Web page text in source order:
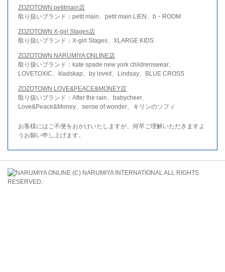
ZOZOTOWN petitmain店
取り扱いブランド：petit main、petit main LIEN、b・ROOM
ZOZOTOWN X-girl Stages店
取り扱いブランド：X-girl Stages、XLARGE KIDS
ZOZOTOWN NARUMIYA ONLINE店
取り扱いブランド：kate spade new york childrenswear、
LOVETOXIC、kladskap、by loveit、Lindsay、BLUE CROSS
ZOZOTOWN LOVE&PEACE&MONEY店
取り扱いブランド：After the rain、babycheer、
Love&Peace&Money、sense of wonder、キリンのソフィ
お客様にはご不便をおかけいたしますが、何卒ご理解いただきますよ
うお願い申し上げます。